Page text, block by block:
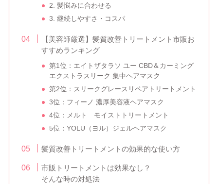
2. 髪悩みに合わせる
3. 継続しやすさ・コスパ
【美容師厳選】髪質改善トリートメント市販お
すすめランキング
第1位：エイトザタラソ ユー CBD＆カーミング
エクストラスリーク 集中ヘアマスク
第2位：スリークグレースリペアトリートメント
3位：フィーノ 濃厚美容液ヘアマスク
4位：メルト モイストトリートメント
5位：YOLU（ヨル）ジェルヘアマスク
髪質改善トリートメントの効果的な使い方
市販トリートメントは効果なし？
そんな時の対処法